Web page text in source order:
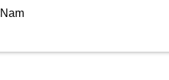
Nam